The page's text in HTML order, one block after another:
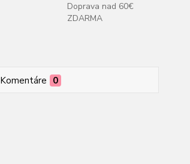
Doprava nad 60€
ZDARMA
Komentáre 0